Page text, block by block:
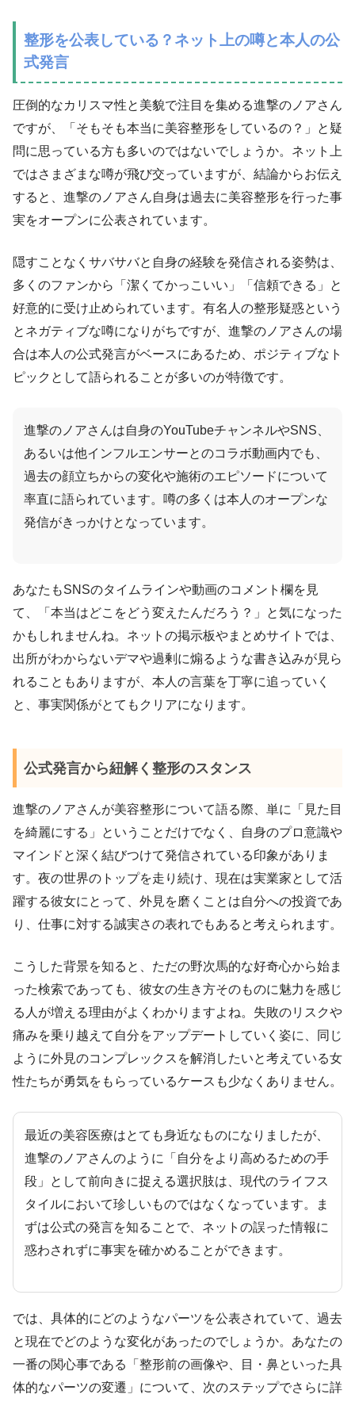
整形を公表している？ネット上の噂と本人の公
式発言
圧倒的なカリスマ性と美貌で注目を集める進撃のノアさん
ですが、「そもそも本当に美容整形をしているの？」と疑
問に思っている方も多いのではないでしょうか。ネット上
ではさまざまな噂が飛び交っていますが、結論からお伝え
すると、進撃のノアさん自身は過去に美容整形を行った事
実をオープンに公表されています。
隠すことなくサバサバと自身の経験を発信される姿勢は、
多くのファンから「潔くてかっこいい」「信頼できる」と
好意的に受け止められています。有名人の整形疑惑という
とネガティブな噂になりがちですが、進撃のノアさんの場
合は本人の公式発言がベースにあるため、ポジティブなト
ピックとして語られることが多いのが特徴です。
進撃のノアさんは自身のYouTubeチャンネルやSNS、
あるいは他インフルエンサーとのコラボ動画内でも、
過去の顔立ちからの変化や施術のエピソードについて
率直に語られています。噂の多くは本人のオープンな
発信がきっかけとなっています。
あなたもSNSのタイムラインや動画のコメント欄を見
て、「本当はどこをどう変えたんだろう？」と気になった
かもしれませんね。ネットの掲示板やまとめサイトでは、
出所がわからないデマや過剰に煽るような書き込みが見ら
れることもありますが、本人の言葉を丁寧に追っていく
と、事実関係がとてもクリアになります。
公式発言から紐解く整形のスタンス
進撃のノアさんが美容整形について語る際、単に「見た目
を綺麗にする」ということだけでなく、自身のプロ意識や
マインドと深く結びつけて発信されている印象がありま
す。夜の世界のトップを走り続け、現在は実業家として活
躍する彼女にとって、外見を磨くことは自分への投資であ
り、仕事に対する誠実さの表れでもあると考えられます。
こうした背景を知ると、ただの野次馬的な好奇心から始ま
った検索であっても、彼女の生き方そのものに魅力を感じ
る人が増える理由がよくわかりますよね。失敗のリスクや
痛みを乗り越えて自分をアップデートしていく姿に、同じ
ように外見のコンプレックスを解消したいと考えている女
性たちが勇気をもらっているケースも少なくありません。
最近の美容医療はとても身近なものになりましたが、
進撃のノアさんのように「自分をより高めるための手
段」として前向きに捉える選択肢は、現代のライフス
タイルにおいて珍しいものではなくなっています。ま
ずは公式の発言を知ることで、ネットの誤った情報に
惑わされずに事実を確かめることができます。
では、具体的にどのようなパーツを公表されていて、過去
と現在でどのような変化があったのでしょうか。あなたの
一番の関心事である「整形前の画像や、目・鼻といった具
体的なパーツの変遷」について、次のステップでさらに詳